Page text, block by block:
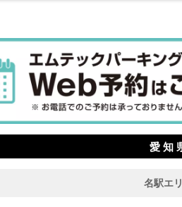
愛 知
名駅エ